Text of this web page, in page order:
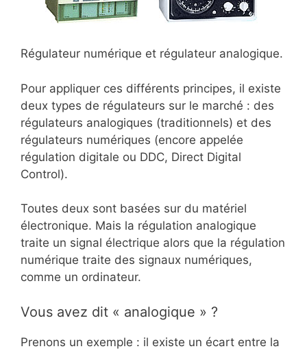
Régulateur numérique et régulateur analogique.
Pour appliquer ces différents principes, il existe
deux types de régulateurs sur le marché : des
régulateurs analogiques (traditionnels) et des
régulateurs numériques (encore appelée
régulation digitale ou DDC, Direct Digital
Control).
Toutes deux sont basées sur du matériel
électronique. Mais la régulation analogique
traite un signal électrique alors que la régulation
numérique traite des signaux numériques,
comme un ordinateur.
Vous avez dit « analogique » ?
Prenons un exemple : il existe un écart entre la